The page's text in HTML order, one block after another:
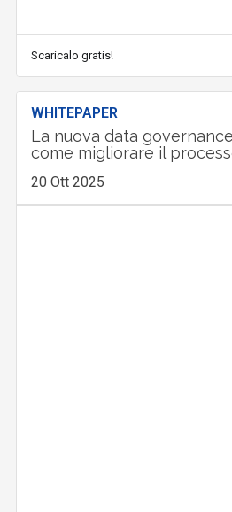
Scaricalo gratis!
WHITEPAPER
La nuova data governance
come migliorare il
20 Ott 2025